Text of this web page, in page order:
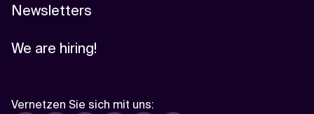
Newsletters
We are hiring!
Vernetzen Sie sich mit uns: